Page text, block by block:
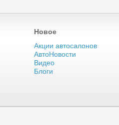
Новое
Акции автосалонов
АвтоНовости
Видео
Блоги